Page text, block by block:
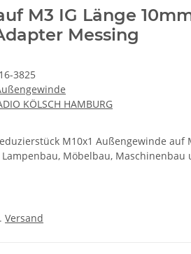
M3 IG Länge
Messing
3825
KÖLSCH HAMBURG
M10x1 Außengewinde auf
Möbelbau, Maschinenbau
Versand